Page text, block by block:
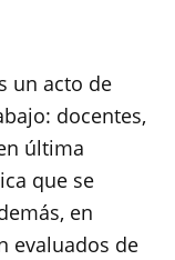
un acto de
docentes,
última
que se
en
evaluados de